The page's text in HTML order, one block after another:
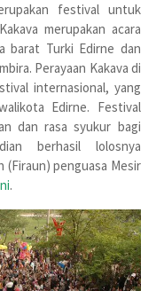
festival untuk
merupakan acara
barat Turki Edirne dan
Perayaan Kakava di
internasional, yang
Edirne. Festival
dan rasa syukur bagi
berhasil lolosnya
(Firaun) penguasa Mesir
.